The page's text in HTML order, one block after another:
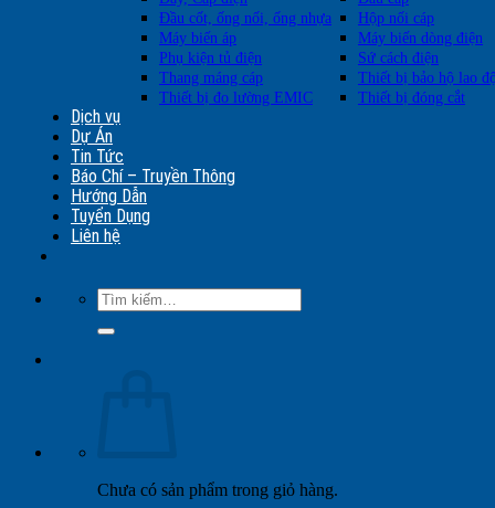
Đầu cốt, ống nối, ống nhựa
Hộp nối cáp
Máy biến áp
Máy biến dòng điện
Phụ kiện tủ điện
Sứ cách điện
Thang máng cáp
Thiết bị bảo hộ lao
Thiết bị đo lường EMIC
Thiết bị đóng cắt
Dịch vụ
Dự Án
Tin Tức
Báo Chí – Truyền Thông
Hướng Dẫn
Tuyển Dụng
Liên hệ
Tìm
kiếm:
Chưa có sản phẩm trong giỏ hàng.